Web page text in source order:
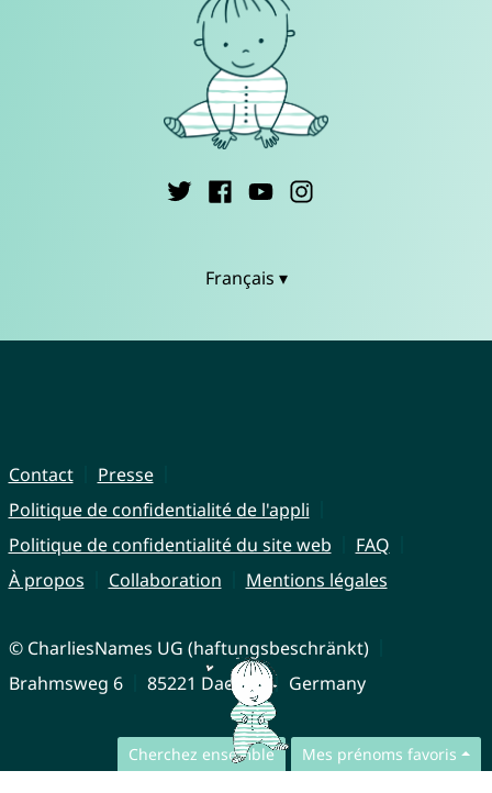
Cherchez ensemble Mes prénoms favoris
Français ▾
Contact
Presse
Politique de confidentialité de l'appli
Politique de confidentialité du site web
FAQ
À propos
Collaboration Mentions légales
© CharliesNames UG (haftungsbeschränkt)
Brahmsweg 6
85221 Dachau Germany